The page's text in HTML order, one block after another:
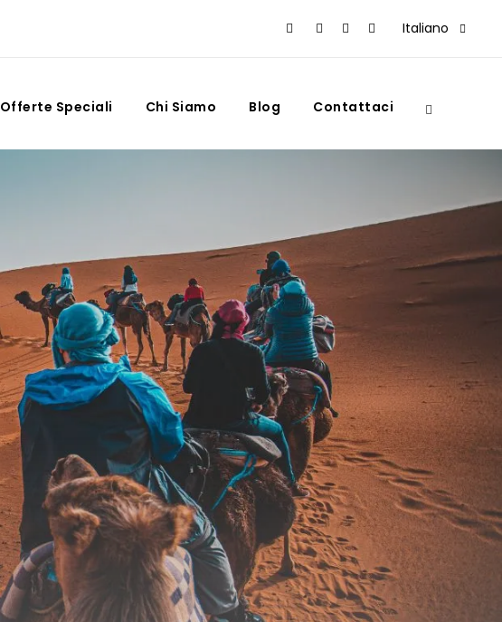
Italiano
Offerte Speciali Chi Siamo Blog Contattaci